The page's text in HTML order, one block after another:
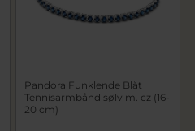
Pandora Funklende Blåt
Tennisarmbånd sølv m. cz (16-
20 cm)